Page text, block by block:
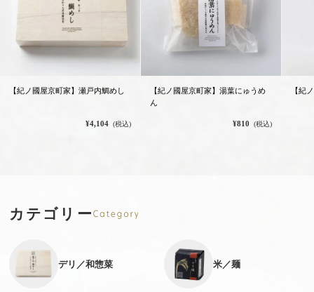
【紀ノ國屋京町家】瀬戸内鯛めし
¥4,104 (税込)
【紀ノ國屋京町家】湯葉にゅうめ
ん
¥810 (税込)
【紀
カテゴリー
デリ／和惣菜 米／麺